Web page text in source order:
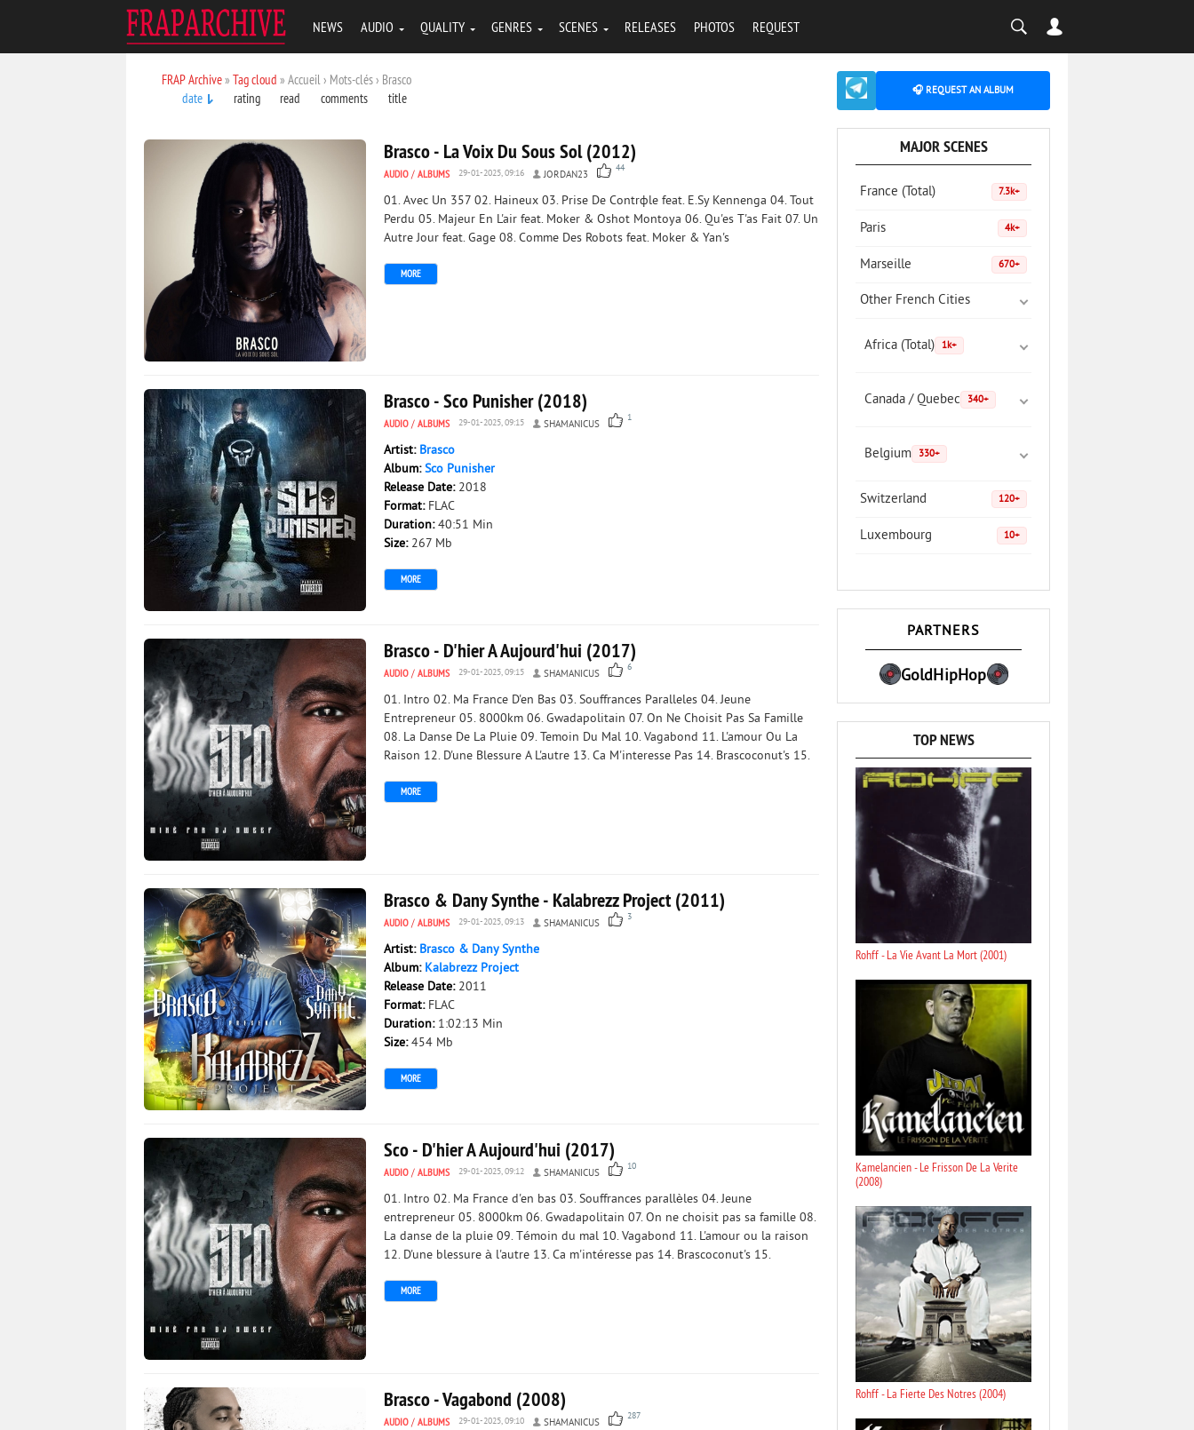
NEWS AUDIO QUALITY GENRES SCENES RELEASES PHOTOS REQUEST
FRAP Archive» Tag cloud » Accueil › Mots-clés › Brasco
date
rating read comments title
Brasco - La Voix Du Sous Sol (2012)
AUDIO / ALBUMS 29-01-2025, 09:16 JORDAN23
44
01. Avec Un 357 02. Haineux 03. Prise De Contrфle feat. E.Sy Kennenga 04. Tout
Perdu 05. Majeur En L'air feat. Moker & Oshot Montoya 06. Qu'es T'as Fait 07. Un
Autre Jour feat. Gage 08. Comme Des Robots feat. Moker & Yan's
MORE
Brasco - Sco Punisher (2018)
AUDIO / ALBUMS 29-01-2025, 09:15 SHAMANICUS
1
Artist: Brasco
Album:Sco Punisher
Release Date: 2018
Format: FLAC
Duration:40:51 Min
Size: 267 Mb
MORE
Brasco - D'hier A Aujourd'hui (2017)
AUDIO / ALBUMS 29-01-2025, 09:15 SHAMANICUS
6
01. Intro 02. Ma France D'en Bas 03. Souffrances Paralleles 04. Jeune
Entrepreneur 05. 8000km 06. Gwadapolitain 07. On Ne Choisit Pas Sa Famille
08. La Danse De La Pluie 09. Temoin Du Mal 10. Vagabond 11. L'amour Ou La
Raison 12. D'une Blessure A L'autre 13. Ca M'interesse Pas 14. Brascoconut's 15.
MORE
Brasco & Dany Synthe - Kalabrezz Project (2011)
AUDIO / ALBUMS 29-01-2025, 09:13 SHAMANICUS
3
Artist: Brasco & Dany Synthe
Album: Kalabrezz Project
Release Date: 2011
Format: FLAC
Duration: 1:02:13 Min
Size:454 Mb
MORE
Sco - D'hier A Aujourd'hui (2017)
AUDIO / ALBUMS 29-01-2025, 09:12 SHAMANICUS
10
01. Intro 02. Ma France d'en bas 03. Souffrances parallèles 04. Jeune
entrepreneur 05. 8000km 06. Gwadapolitain 07. On ne choisit pas sa famille 08.
La danse de la pluie 09. Témoin du mal 10. Vagabond 11. L'amour ou la raison
12. D'une blessure à l'autre 13. Ca m'intéresse pas 14. Brascoconut's 15.
MORE
Brasco - Vagabond (2008)
AUDIO / ALBUMS 29-01-2025, 09:10 SHAMANICUS
287
🎧 REQUEST AN ALBUM
MAJOR SCENES
France (Total) 7.3k+
Paris 4k+
Marseille 670+
Other French Cities
Africa (Total) 1k+
Canada / Quebec 340+
Belgium 330+
Switzerland 120+
Luxembourg 10+
PARTNERS
GoldHipHop
TOP NEWS
Rohff - La Vie Avant La Mort (2001)
Kamelancien - Le Frisson De La Verite
(2008)
Rohff - La Fierte Des Notres (2004)